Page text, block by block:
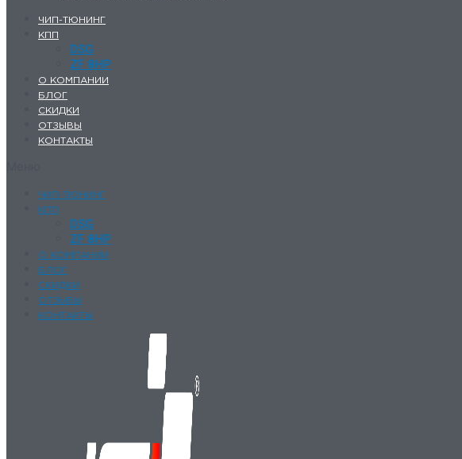
ЧИП-ТЮНИНГ
КПП
DSG
ZF 8HP
О КОМПАНИИ
БЛОГ
СКИДКИ
ОТЗЫВЫ
КОНТАКТЫ
ЧИП-ТЮНИНГ
КПП
DSG
ZF 8HP
О КОМПАНИИ
БЛОГ
СКИДКИ
ОТЗЫВЫ
КОНТАКТЫ